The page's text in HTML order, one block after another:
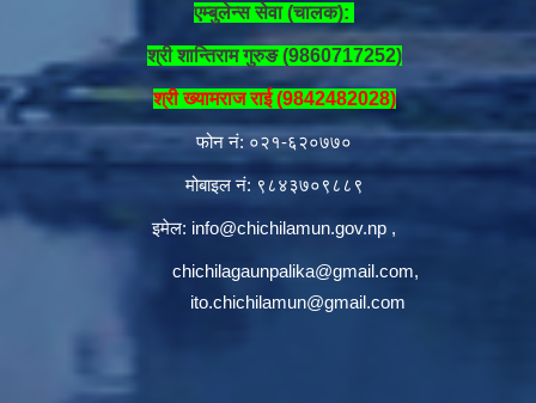
एम्बुलेन्स सेवा (चालक):
श्री शान्तिराम गुरुङ (9860717252)
श्री ख्यामराज राई (9842482028)
फोन नं: ०२१-६२०७७०
मोबाइल नं: ९८४३७०९८८९
इमेल: info@chichilamun.gov.np ,
chichilagaunpalika@gmail.com,
ito.chichilamun@gmail.com